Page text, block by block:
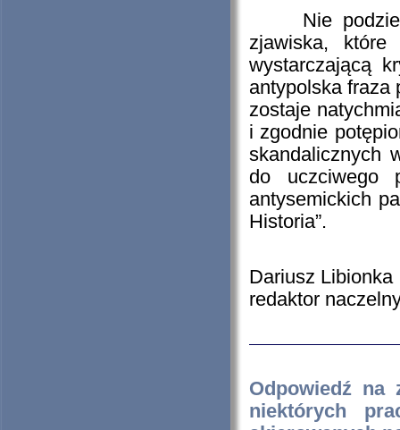
Nie
zjawiska,
wystarczającą
antypolska fraza
zostaje
i zgodnie
skandalicznych
do uczciwego
antysemickich
Historia”.
Dariusz Libionka
redaktor
Odpowiedź na
niektórych